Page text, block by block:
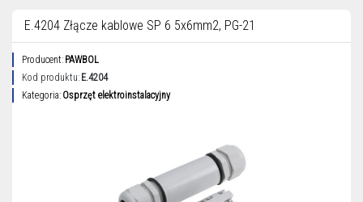
E.4204 Złącze kablowe SP 6 5x6mm2, PG-21
Producent: PAWBOL
Kod produktu: E.4204
Kategoria: Osprzęt elektroinstalacyjny